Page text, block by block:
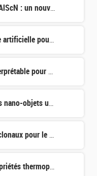
Croissance et caractérisation de l’AlScN : un nouveau matériau prometteur pour les dispositifs piézoélec
Concevoir des outils d’intelligence artificielle pour traquer le relâchement des produits de fission hor
Observateurs explicables et IA interprétable pour accélérateurs supraconducteurs et identification d’iso
Excitations électroniques dans des nano-objets unidimensionels : description ab initio et connection av
Développement d’anticorps monoclonaux pour le diagnostic et le traitement des infections à Klebsiella pn
Simulations atomistiques des propriétés thermophysiques du combustible nucléaire métallique UMo